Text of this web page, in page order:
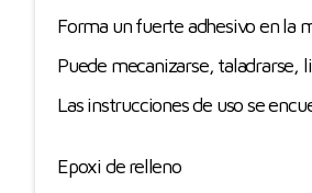
Forma un fuerte adhesivo en la
Puede mecanizarse, taladrarse,
Las instrucciones de uso se
Epoxi de relleno